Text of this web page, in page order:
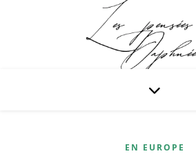
EN EUROPE